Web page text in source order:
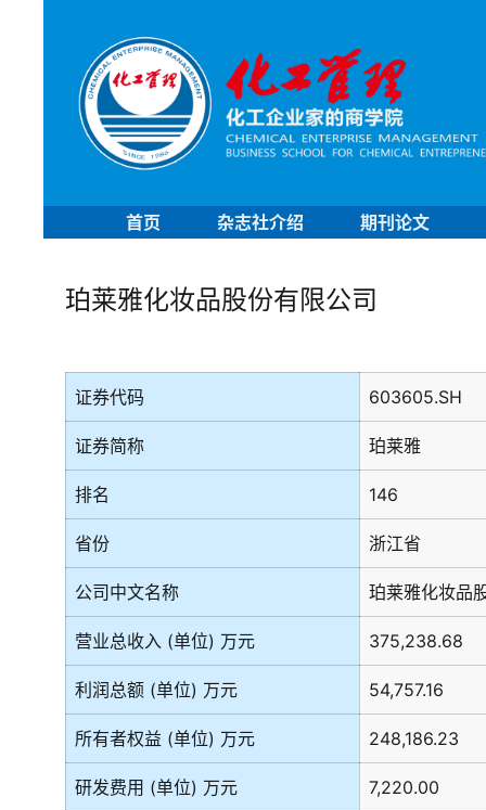
首页 杂志社介绍 期刊论文
珀莱雅化妆品股份有限公司
证券代码 603605.SH
证券简称 珀莱雅
排名 146
省份 浙江省
公司中文名称 珀莱雅化妆品
营业总收入 (单位) 万元 375,238.68
利润总额 (单位) 万元 54,757.16
所有者权益 (单位) 万元 248,186.23
研发费用 (单位) 万元 7,220.00